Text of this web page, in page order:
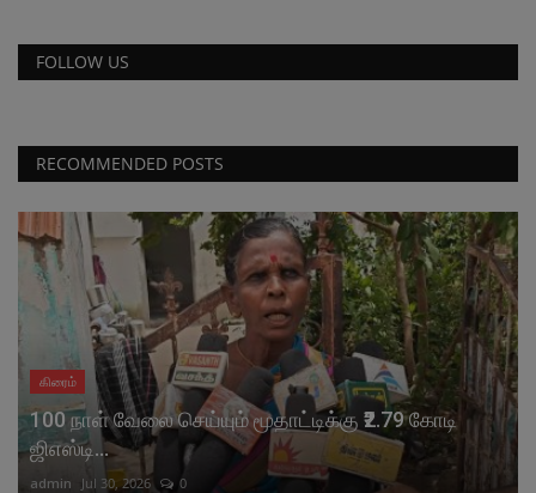
FOLLOW US
RECOMMENDED POSTS
கிரைம்
100 நாள் வேலை செய்யும் மூதாட்டிக்கு ₹2.79 கோடி
ஜிஎஸ்டி...
admin Jul 30, 2026 0